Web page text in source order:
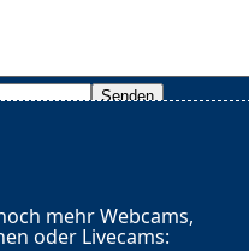
mehr Webcams,
oder Livecams: